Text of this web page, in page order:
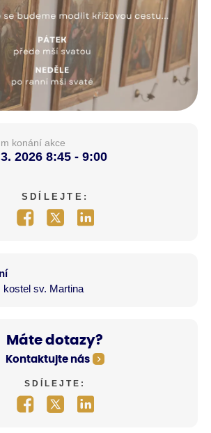
konání akce
2026 8:45 - 9:00
SDÍLEJTE:
kostel sv. Martina
Máte dotazy?
Kontaktujte nás
SDÍLEJTE: